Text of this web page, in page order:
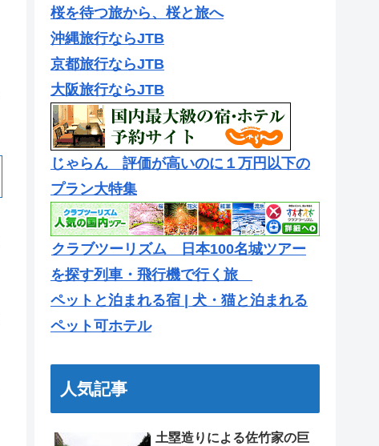
桜を待つ旅から、桜と旅へ
沖縄旅行ならJTB
京都旅行ならJTB
大阪旅行ならJTB
じゃらん 評価が高いのに１万円以下の
プラン大特集
クラブツーリズム 日本100名城ツアー
を探す列車・飛行機で行く旅
ペットと泊まれる宿 | 犬・猫と泊まれる
ペット可ホテル
人気記事
土塁造りによる佐竹家の巨